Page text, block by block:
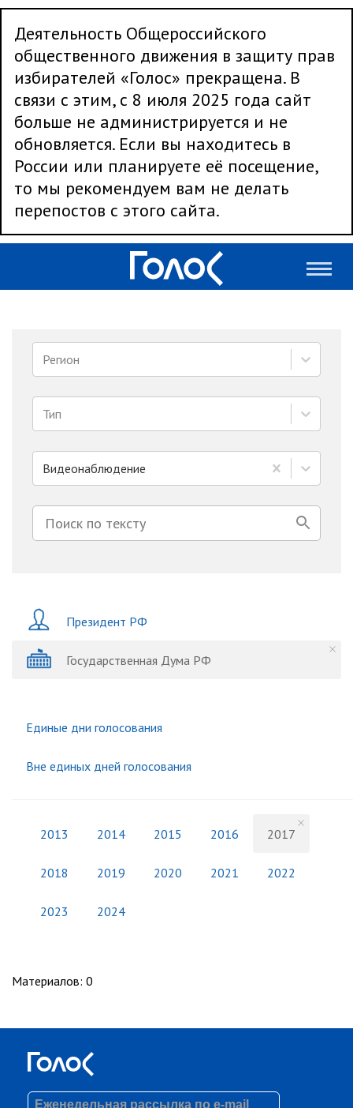
Деятельность Общероссийского
общественного движения в защиту прав
избирателей «Голос» прекращена. В
связи с этим, с 8 июля 2025 года сайт
больше не администрируется и не
обновляется. Если вы находитесь в
России или планируете её посещение,
то мы рекомендуем вам не делать
перепостов с этого сайта.
Регион
Тип
Видеонаблюдение
Президент РФ
Государственная Дума РФ
Единые дни голосования
Вне единых дней голосования
2013 2014 2015 2016 2017
2018 2019 2020 2021 2022
2023 2024
Материалов: 0